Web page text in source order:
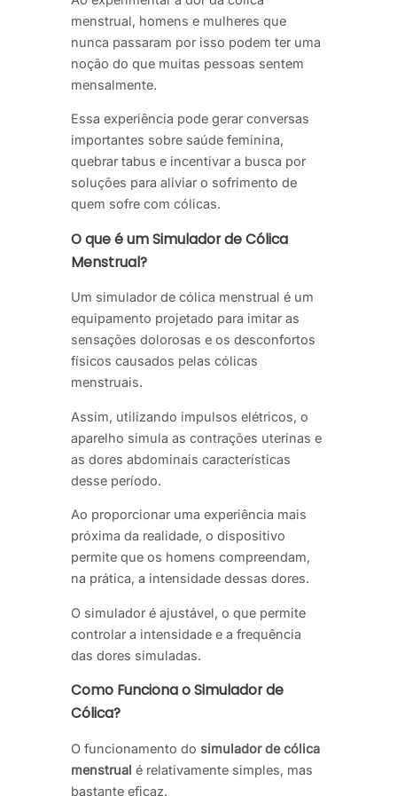
menstrual, homens e mulheres que
nunca passaram por isso podem ter uma
noção do que muitas pessoas sentem
mensalmente.
Essa experiência pode gerar conversas
importantes sobre saúde feminina,
quebrar tabus e incentivar a busca por
soluções para aliviar o sofrimento de
quem sofre com cólicas.
O que é um Simulador de Cólica
Menstrual?
Um simulador de cólica menstrual é um
equipamento projetado para imitar as
sensações dolorosas e os desconfortos
físicos causados pelas cólicas
menstruais.
Assim, utilizando impulsos elétricos, o
aparelho simula as contrações uterinas e
as dores abdominais características
desse período.
Ao proporcionar uma experiência mais
próxima da realidade, o dispositivo
permite que os homens compreendam,
na prática, a intensidade dessas dores.
O simulador é ajustável, o que permite
controlar a intensidade e a frequência
das dores simuladas.
Como Funciona o Simulador de
Cólica?
O funcionamento do simulador de cólica
menstrual é relativamente simples, mas
bastante eficaz.